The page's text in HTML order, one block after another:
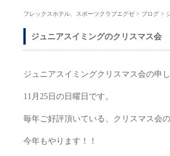
フレックスホテル、スポーツクラブエグゼ > ブログ >
ジュニアスイミングのクリスマス会
ジュニアスイミングクリスマス会の申
11月25日の日曜日です。
毎年ご好評頂いている、クリスマス会
今年もやります！！